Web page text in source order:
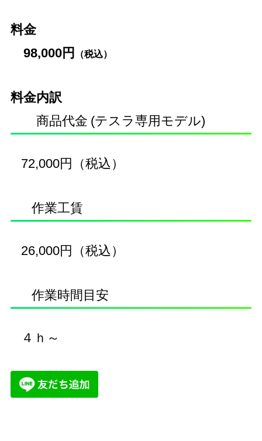
料金
98,000円
（税込）
料金内訳
商品代金 (テスラ専用モデル)
72,000円（税込）
作業工賃
26,000円（税込）
作業時間目安
４ｈ～